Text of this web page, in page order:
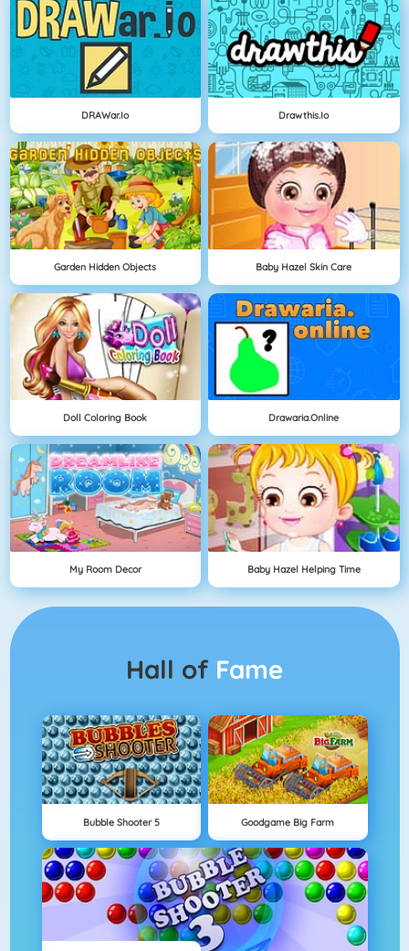
DRAWar.io Drawthis.io
Garden Hidden Objects Baby Hazel Skin Care
Doll Coloring Book Drawaria.online
My Room Decor Baby Hazel Helping Time
Hall of Fame
Bubble Shooter 5 Goodgame Big Farm